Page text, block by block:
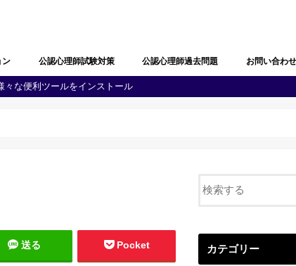
ン 公認心理師試験対策
公認心理師としての職責の自覚
問題解決能力と生涯学習
多職種連携・地域連携
心理学・臨床心理学の全体像
心理学における研究
心理学に関する実験
知覚及び認知
学習及び言語
感情及び人格
脳・神経の働き
社会及び集団に関する心理学
発達
障害者(児)の心理学
心理状態の観察及び結果の分析
心理に関する支援
健康・医療に関する心理学
福祉に関する心理学
教育に関する心理学
司法・犯罪に関する心理学
産業・組織に関する心理学
人体の構造と機能及び疾病
精神疾患とその治療
公認心理師に関する制度
その他（心の健康教育に関する事項
公認心理師過去問題 お問い合わ
々な便利ツールをインストール
送る Pocket カテゴリー